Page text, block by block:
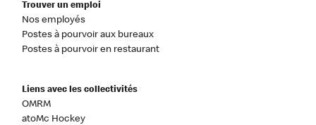
Trouver un emploi
Nos employés
Postes à pourvoir aux bureaux
Postes à pourvoir en restaurant
Liens avec les collectivités
OMRM
atoMc Hockey